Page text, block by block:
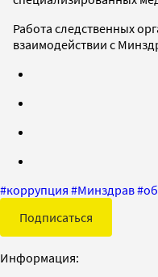
Работа следственных
взаимодействии с
#коррупция #Минздрав#
Подписаться
Информация: